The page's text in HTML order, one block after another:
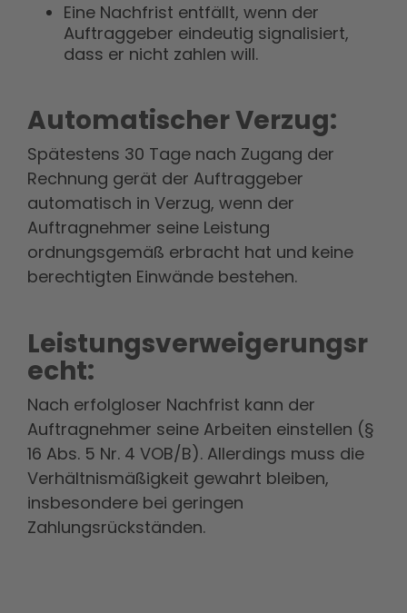
Eine Nachfrist entfällt, wenn der
Auftraggeber eindeutig signalisiert,
dass er nicht zahlen will.
Automatischer Verzug:
Spätestens 30 Tage nach Zugang der
Rechnung gerät der Auftraggeber
automatisch in Verzug, wenn der
Auftragnehmer seine Leistung
ordnungsgemäß erbracht hat und keine
berechtigten Einwände bestehen.
Leistungsverweigerungsr
echt:
Nach erfolgloser Nachfrist kann der
Auftragnehmer seine Arbeiten einstellen (§
16 Abs. 5 Nr. 4 VOB/B). Allerdings muss die
Verhältnismäßigkeit gewahrt bleiben,
insbesondere bei geringen
Zahlungsrückständen.